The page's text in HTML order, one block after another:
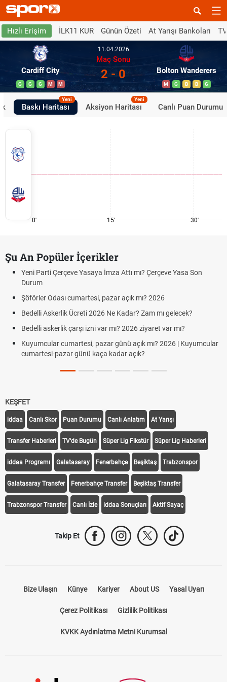
Hızlı Erişim İLK11 KUR Günün Özeti At Yarışı Bankoları
Cardiff City
G G G M M
11.04.2026
Maç Sonu
2 - 0 Bolton Wanderers
M G B B G
Baskı Haritası
Yeni
Aksiyon Haritası
Yeni
Canlı Puan Durumu
0' 15' 30'
Şu An Popüler İçerikler
Yeni Parti Çerçeve Yasaya İmza Attı mı? Çerçeve Yasa Son
Durum
Şöförler Odası cumartesi, pazar açık mı? 2026
Bedelli Askerlik Ücreti 2026 Ne Kadar? Zam mı gelecek?
Bedelli askerlik çarşı izni var mı? 2026 ziyaret var mı?
Kuyumcular cumartesi, pazar günü açık mı? 2026 | Kuyumcular
cumartesi-pazar günü kaça kadar açık?
KEŞFET
iddaa Canlı Skor Puan Durumu Canlı Anlatım At Yarışı
Transfer Haberleri TV'de Bugün Süper Lig Fikstür Süper Lig Haberleri
iddaa Programı Galatasaray Fenerbahçe Beşiktaş Trabzonspor
Galatasaray Transfer Fenerbahçe Transfer Beşiktaş Transfer
Trabzonspor Transfer Canlı İzle iddaa Sonuçları Aktif Sayaç
Takip Et
Bize Ulaşın Künye Kariyer About US Yasal Uyarı
Çerez Politikası Gizlilik Politikası
KVKK Aydınlatma Metni Kurumsal